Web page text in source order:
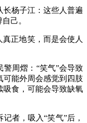
杨子江：这些人普遍
己。
正地笑，而是会使人
周熠：“笑气”会导致
能外周会感觉到四肢
吸食，可能会导致缺氧
者，吸入“笑气”后，